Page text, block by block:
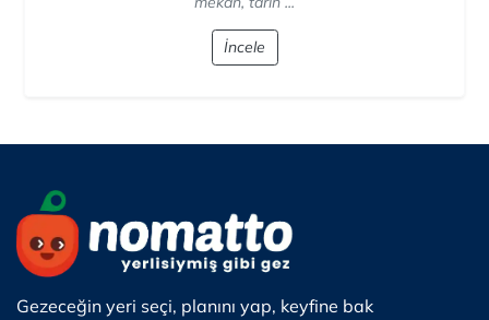
İncele
Gezeceğin yeri seçi, planını yap, keyfine bak